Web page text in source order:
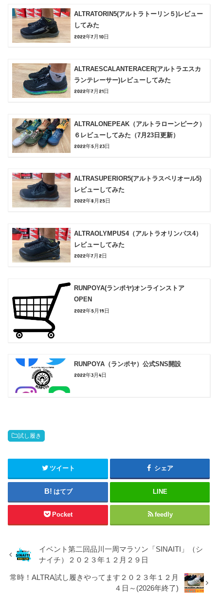
ALTRATORIN5(アルトラトーリン５)レビュー
してみた
2022年7月10日
ALTRAESCALANTERACER(アルトラエスカ
ランテレーサー)レビューしてみた
2022年7月21日
ALTRALONEPEAK（アルトラローンピーク）
６レビューしてみた（7月23日更新）
2022年5月23日
ALTRASUPERIOR5(アルトラスペリオール5)
レビューしてみた
2022年8月25日
ALTRAOLYMPUS4（アルトラオリンパス4）
レビューしてみた
2022年7月2日
RUNPOYA(ランポヤ)オンラインストア
OPEN
2022年5月19日
RUNPOYA（ランポヤ）公式SNS開設
2022年3月4日
試し履き
ツイート シェア
はてブ LINE
Pocket feedly
イベント第二回品川一周マラソン「SINAITI」（シ
ナイチ）２０２３年１２月２９日
常時！ALTRA試し履きやってます２０２３年１２月
４日～(2026年終了)